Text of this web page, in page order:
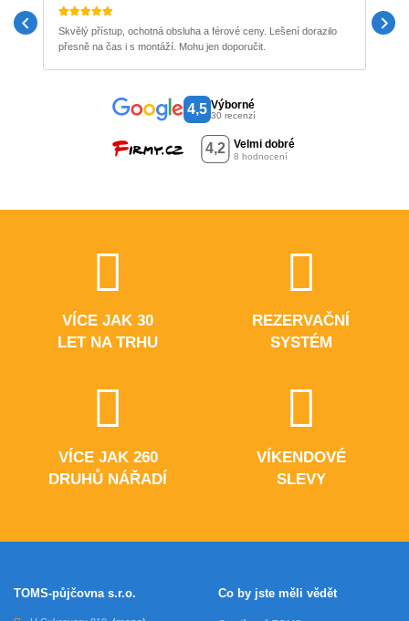
Skvělý přístup, ochotná obsluha a férové ceny. Lešení dorazilo
přesně na čas i s montáží. Mohu jen doporučit.
4,5 Výborné
30 recenzí
VÍCE JAK 30
LET NA TRHU
REZERVAČNÍ
SYSTÉM
VÍCE JAK 260
DRUHŮ NÁŘADÍ
VÍKENDOVÉ
SLEVY
TOMS-půjčovna s.r.o. Co by jste měli vědět